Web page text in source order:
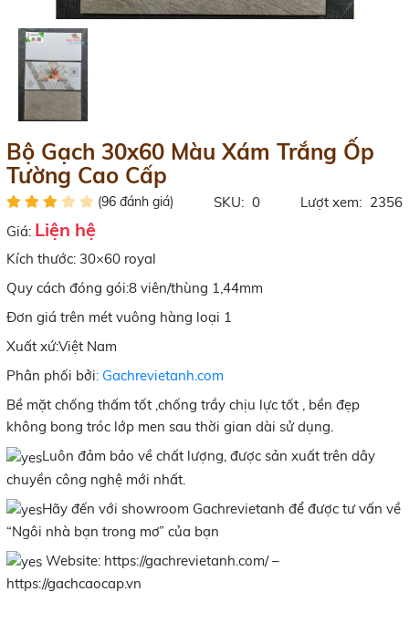
Bộ Gạch 30x60 Màu Xám Trắng Ốp
Tường Cao Cấp
(96 đánh giá) SKU: 0 Lượt xem: 2356
Giá: Liện hệ
Kích thước: 30×60 royal
Quy cách đóng gói:8 viên/thùng 1,44mm
Đơn giá trên mét vuông hàng loại 1
Xuất xứ:Việt Nam
Phân phối bởi: Gachrevietanh.com
Bề mặt chống thấm tốt ,chống trầy chịu lực tốt , bền đẹp
không bong tróc lớp men sau thời gian dài sử dụng.
Luôn đảm bảo về chất lượng, được sản xuất trên dây
chuyền công nghệ mới nhất.
Hãy đến với showroom Gachrevietanh để được tư vấn về
“Ngôi nhà bạn trong mơ” của bạn
Website: https://gachrevietanh.com/ –
https://gachcaocap.vn